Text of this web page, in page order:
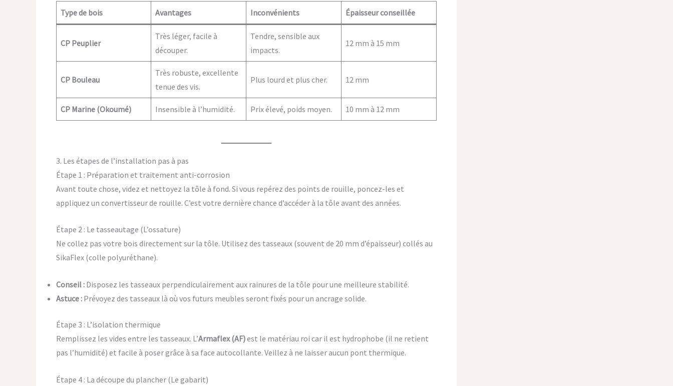
Type de bois Avantages Inconvénients Épaisseur conseillée
CP Peuplier
Très léger, facile à
découper.
Tendre, sensible aux
impacts.
12 mm à 15 mm
CP Bouleau
Très robuste, excellente
tenue des vis.
Plus lourd et plus cher. 12 mm
CP Marine (Okoumé) Insensible à l’humidité. Prix élevé, poids moyen. 10 mm à 12 mm
3. Les étapes de l’installation pas à pas
Étape 1 : Préparation et traitement anti-corrosion
Avant toute chose, videz et nettoyez la tôle à fond. Si vous repérez des points de rouille, poncez-les et
appliquez un convertisseur de rouille. C’est votre dernière chance d’accéder à la tôle avant des années.
Étape 2 : Le tasseautage (L’ossature)
Ne collez pas votre bois directement sur la tôle. Utilisez des tasseaux (souvent de 20 mm d’épaisseur) collés au
SikaFlex (colle polyuréthane).
Conseil : Disposez les tasseaux perpendiculairement aux rainures de la tôle pour une meilleure stabilité.
Astuce : Prévoyez des tasseaux là où vos futurs meubles seront fixés pour un ancrage solide.
Étape 3 : L’isolation thermique
Remplissez les vides entre les tasseaux. L’Armaflex (AF)est le matériau roi car il est hydrophobe (il ne retient
pas l’humidité) et facile à poser grâce à sa face autocollante. Veillez à ne laisser aucun pont thermique.
Étape 4 : La découpe du plancher (Le gabarit)